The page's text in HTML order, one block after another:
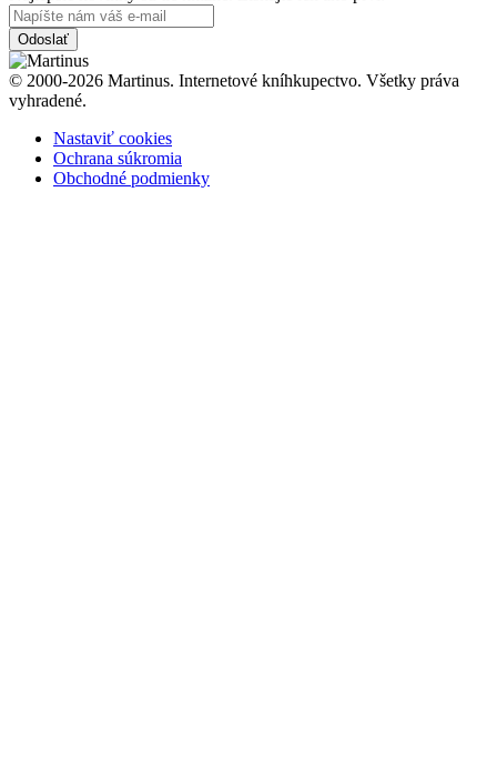
Odoslať
© 2000-2026 Martinus. Internetové kníhkupectvo. Všetky práva
vyhradené.
Nastaviť cookies
Ochrana súkromia
Obchodné podmienky